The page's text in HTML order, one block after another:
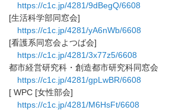
https://c1c.jp/4281/9dBegQ/6608
[生活科学部同窓会]
https://c1c.jp/4281/yA6nWb/6608
[看護系同窓会よつば会]
https://c1c.jp/4281/3x77z5/6608
都市経営研究科・創造都市研究科同窓会
https://c1c.jp/4281/gpLwBR/6608
[ WPC [女性部会]
https://c1c.jp/4281/M6HsFt/6608